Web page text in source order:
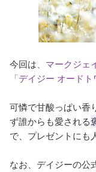
今回は、マークジェ
「デイジー オードト
可憐で甘酸っぱい香
ず誰からも愛される
で、プレゼントにも
なお、デイジーの公